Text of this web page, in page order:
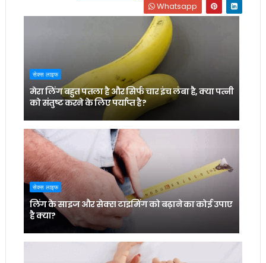
Whatsapp
सेक्स लाइफ
मेरा लिंग बहुत पतला है और सिर्फ चार इंच लंबा है, क्या पत्नी
को संतुष्ट करने के लिए पर्याप्त है?
सेक्स लाइफ
लिंग के साइज और सेक्स टाइमिंग को बढ़ाने का कोई उपाए
है क्या?